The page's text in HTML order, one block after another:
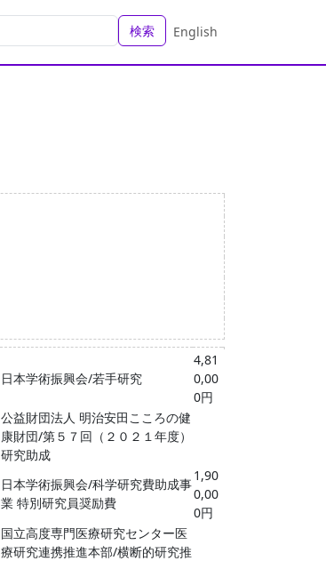
検索 English
日本学術振興会/若手研究
4,81
0,00
0円
公益財団法人 明治安田こころの健
康財団/第５７回（２０２１年度）
研究助成
日本学術振興会/科学研究費助成事
業 特別研究員奨励費
1,90
0,00
0円
国立高度専門医療研究センター医
療研究連携推進本部/横断的研究推